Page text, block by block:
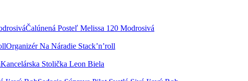
Čalúnená Posteľ Melissa 120 Modrosivá
Organizér Na Náradie Stack’n’roll
Kancelárska Stolička Leon Biela